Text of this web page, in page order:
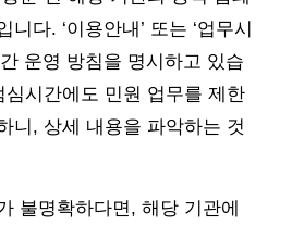
다. ‘이용안내’ 또는 ‘업무시
운영 방침을 명시하고 있습
시간에도 민원 업무를 제한
니, 상세 내용을 파악하는 것
불명확하다면, 해당 기관에